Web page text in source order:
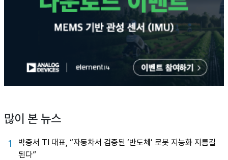
많이 본 뉴스
1
박중서 TI 대표, “자동차서 검증된 ‘반도체’ 로봇 지능화 지름길
된다”